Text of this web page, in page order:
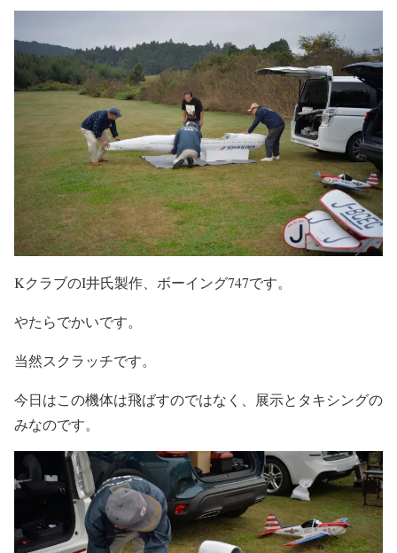
KクラブのI井氏製作、ボーイング747です。
やたらでかいです。
当然スクラッチです。
今日はこの機体は飛ばすのではなく、展示とタキシングの
みなのです。